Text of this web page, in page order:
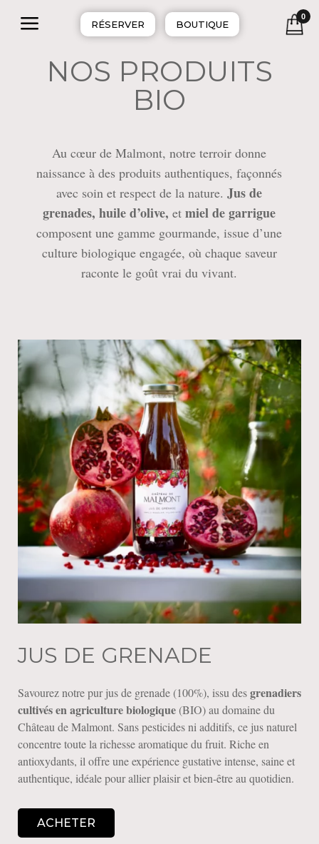
a RÉSERVER BOUTIQUE
0
NOS PRODUITS
BIO
Au cœur de Malmont, notre terroir donne
naissance à des produits authentiques, façonnés
avec soin et respect de la nature.Jus de
grenades, huile d’olive, etmiel de garrigue
composent une gamme gourmande, issue d’une
culture biologique engagée, où chaque saveur
raconte le goût vrai du vivant.
JUS DE GRENADE
Savourez notre pur jus de grenade (100%), issu desgrenadiers
cultivés en agriculture biologique (BIO) au domaine du
Château de Malmont. Sans pesticides ni additifs, ce jus naturel
concentre toute la richesse aromatique du fruit. Riche en
antioxydants, il offre une expérience gustative intense, saine et
authentique, idéale pour allier plaisir et bien-être au quotidien.
ACHETER